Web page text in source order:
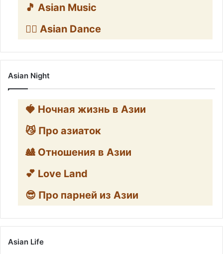
🎵 Asian Music
👯‍♀️ Asian Dance
Asian Night
🍓 Ночная жизнь в Азии
😼 Про азиаток
🎎 Отношения в Азии
💕 Love Land
😎 Про парней из Азии
Asian Life